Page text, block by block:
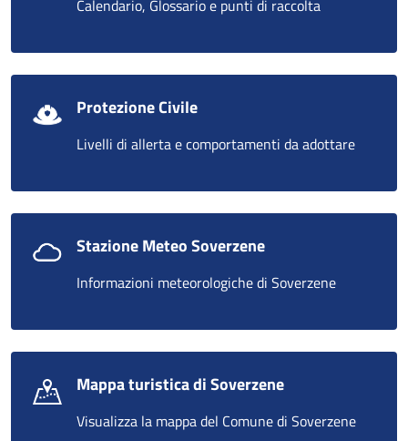
Calendario, Glossario e punti di raccolta
Protezione Civile
Livelli di allerta e comportamenti da adottare
Stazione Meteo Soverzene
Informazioni meteorologiche di Soverzene
Mappa turistica di Soverzene
Visualizza la mappa del Comune di Soverzene